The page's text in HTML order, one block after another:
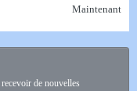
Maintenant
de nouvelles